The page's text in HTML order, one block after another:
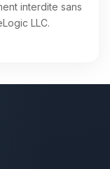
interdite sans
LLC.